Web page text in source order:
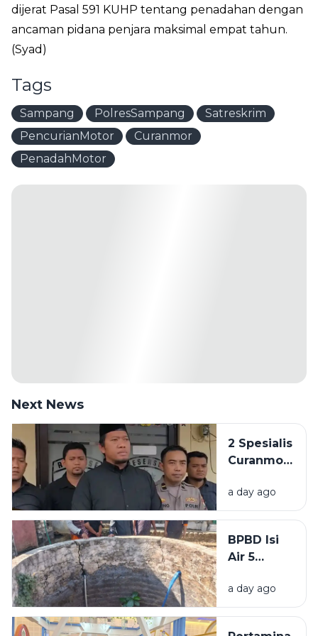
dijerat Pasal 591 KUHP tentang penadahan dengan
ancaman pidana penjara maksimal empat tahun.
(Syad)
Tags
Sampang PolresSampang
Satreskrim
PencurianMotor
Curanmor
PenadahMotor
Next News
2 Spesialis
Curanmor
Bangkalan
Diringkus
Beraksi di
11 TKP
a day ago
BPBD Isi
Air 5
Warga
Sumenep
a day ago